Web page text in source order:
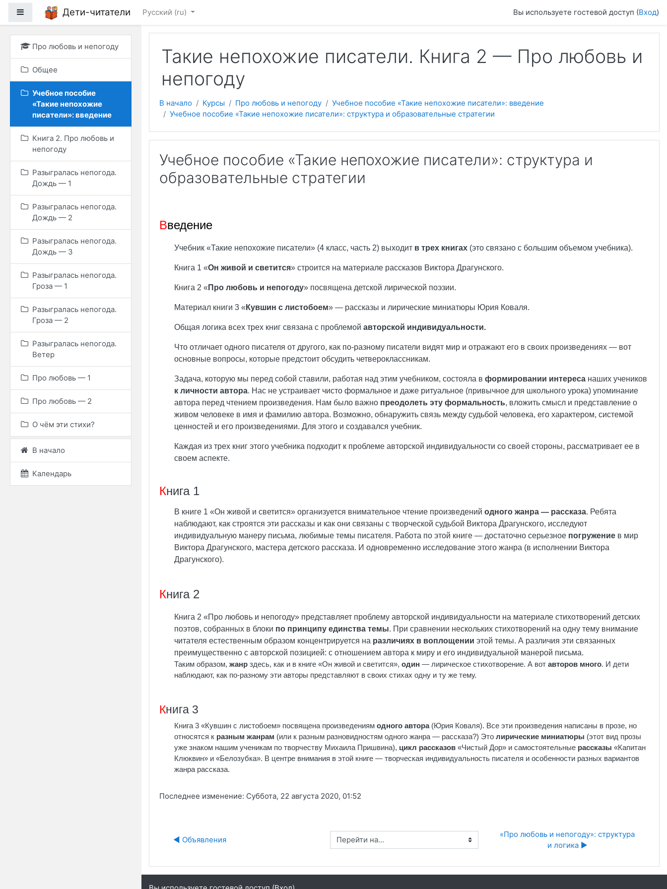
Боковая панельДети-читатели Русский ‎(ru)‎ Вы используете гостевой доступ (Вход)
Про любовь и непогоду
Общее
Учебное пособие
«Такие непохожие
писатели»: введение
Книга 2. Про любовь и
непогоду
Разыгралась непогода.
Дождь — 1
Разыгралась непогода.
Дождь — 2
Разыгралась непогода.
Дождь — 3
Разыгралась непогода.
Гроза — 1
Разыгралась непогода.
Гроза — 2
Разыгралась непогода.
Ветер
Про любовь — 1
Про любовь — 2
О чём эти стихи?
В начало
Календарь
Такие непохожие писатели. Книга 2 — Про любовь и
непогоду
В начало Курсы Про любовь и непогоду
Учебное пособие «Такие непохожие писатели»: введение
Учебное пособие «Такие непохожие писатели»: структура и образовательные стратегии
Учебное пособие «Такие непохожие писатели»: структура и
образовательные стратегии
Введение
Учебник «Такие непохожие писатели» (4 класс, часть 2) выходит в трех книгах (это связано с большим объемом учебника).
Книга 1 «Он живой и светится» строится на материале рассказов Виктора Драгунского.
Книга 2 « Про любовь и непогоду» посвящена детской лирической поэзии.
Материал книги 3 « Кувшин с листобоем» — рассказы и лирические миниатюры Юрия Коваля.
Общая логика всех трех книг связана с проблемой авторской индивидуальности.
Что отличает одного писателя от другого, как по-разному писатели видят мир и отражают его в своих произведениях — вот
основные вопросы, которые предстоит обсудить четвероклассникам.
Задача, которую мы перед собой ставили, работая над этим учебником, состояла в формировании интереса наших учеников
к личности автора. Нас не устраивает чисто формальное и даже ритуальное (привычное для школьного урока) упоминание
автора перед чтением произведения. Нам было важно преодолеть эту формальность, вложить смысл и представление о
живом человеке в имя и фамилию автора. Возможно, обнаружить связь между судьбой человека, его характером, системой
ценностей и его произведениями. Для этого и создавался учебник.
Каждая из трех книг этого учебника подходит к проблеме авторской индивидуальности со своей стороны, рассматривает ее в
своем аспекте.
Книга 1
В книге 1 «Он живой и светится» организуется внимательное чтение произведений одного жанра — рассказа. Ребята
наблюдают, как строятся эти рассказы и как они связаны с творческой судьбой Виктора Драгунского, исследуют
индивидуальную манеру письма, любимые темы писателя. Работа по этой книге — достаточно серьезное погружение в мир
Виктора Драгунского, мастера детского рассказа. И одновременно исследование этого жанра (в исполнении Виктора
Драгунского).
Книга 2
Книга 2 «Про любовь и непогоду» представляет проблему авторской индивидуальности на материале стихотворений детских
поэтов, собранных в блоки по принципу единства темы. При сравнении нескольких стихотворений на одну тему внимание
читателя естественным образом концентрируется на различиях в воплощении этой темы. А различия эти связанных
преимущественно с авторской позицией: с отношением автора к миру и его индивидуальной манерой письма.
Таким образом, жанр здесь, как и в книге «Он живой и светится», один — лирическое стихотворение. А вот авторов много. И дети
наблюдают, как по-разному эти авторы представляют в своих стихах одну и ту же тему.
Книга 3
Книга 3 «Кувшин с листобоем» посвящена произведениям одного автора(Юрия Коваля). Все эти произведения написаны в прозе, но
относятся к разным жанрам (или к разным разновидностям одного жанра — рассказа?) Это лирические миниатюры (этот вид прозы
уже знаком нашим ученикам по творчеству Михаила Пришвина), цикл рассказов «Чистый Дор» и самостоятельные рассказы «Капитан
Клюквин» и «Белозубка». В центре внимания в этой книге — творческая индивидуальность писателя и особенности разных вариантов
жанра рассказа.
Последнее изменение: Суббота, 22 августа 2020, 01:52
◀︎ Объявления Перейти на...
«Про любовь и непогоду»: структура
и логика ▶︎